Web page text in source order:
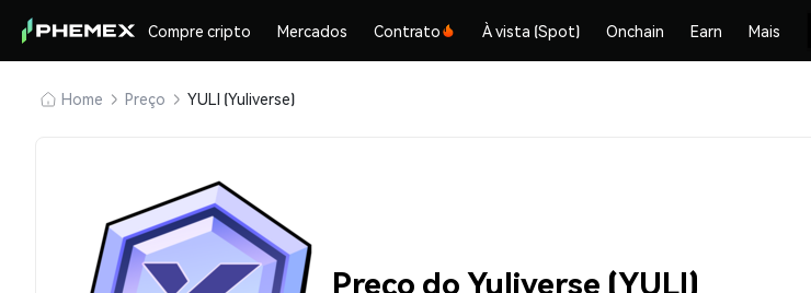
Compre cripto Mercados Contrato À vista (Spot) Onchain Earn Mais
Home Preço YULI (Yuliverse)
Preço do Yuliverse (YULI)